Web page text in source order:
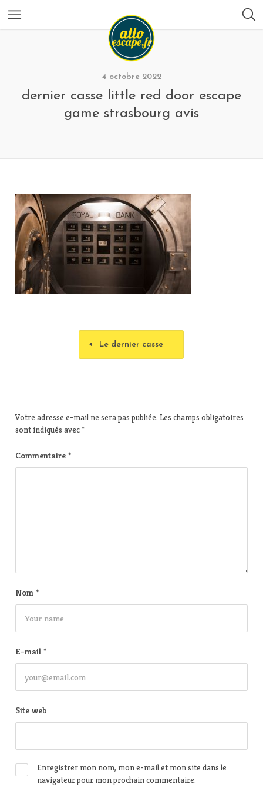
4 octobre 2022
dernier casse little red door escape
game strasbourg avis
Le dernier casse
Votre adresse e-mail ne sera pas publiée. Les champs obligatoires
sont indiqués avec*
Commentaire *
Nom *
E-mail *
Site web
Enregistrer mon nom, mon e-mail et mon site dans le
navigateur pour mon prochain commentaire.